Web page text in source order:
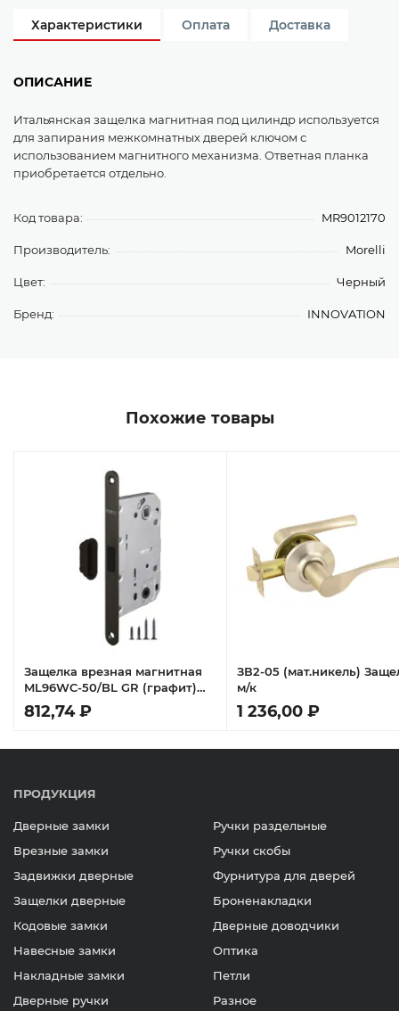
Характеристики Оплата Доставка
ОПИСАНИЕ
Итальянская защелка магнитная под цилиндр используется
для запирания межкомнатных дверей ключом с
использованием магнитного механизма. Ответная планка
приобретается отдельно.
Код товара: MR9012170
Производитель: Morelli
Цвет: Черный
Бренд: INNOVATION
Похожие товары
Защелка врезная магнитная
ML96WC-50/BL GR (графит)
блистер
812,74 ₽
ЗВ2-05 (мат.никель)
м/к
1 236,00 ₽
ПРОДУКЦИЯ
Дверные замки
Врезные замки
Задвижки дверные
Защелки дверные
Кодовые замки
Навесные замки
Накладные замки
Дверные ручки
Ручки раздельные
Ручки скобы
Фурнитура для дверей
Броненакладки
Дверные доводчики
Оптика
Петли
Разное